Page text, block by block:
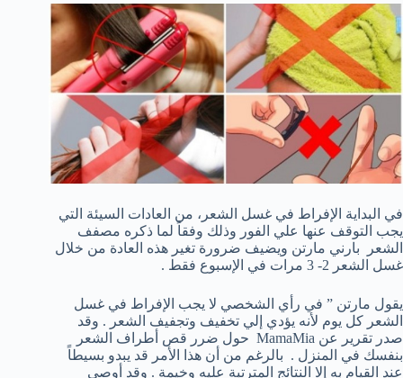
في البداية الإفراط في غسل الشعر، من العادات السيئة التي
يجب التوقف عنها علي الفور وذلك وفقاً لما ذكره مصفف
الشعر بارني مارتن ويضيف ضرورة تغير هذه العادة من خلال
غسل الشعر 2- 3 مرات في الإسبوع فقط .
يقول مارتن ” في رأي الشخصي لا يجب الإفراط في غسل
الشعر كل يوم لأنه يؤدي إلي تخفيف وتجفيف الشعر . وقد
صدر تقرير عن MamaMia حول ضرر قص أطراف الشعر
بنفسك في المنزل . بالرغم من أن هذا الأمر قد يبدو بسيطاً
عند القيام به إلا النتائج المترتبة عليه وخيمة . وقد أوصي